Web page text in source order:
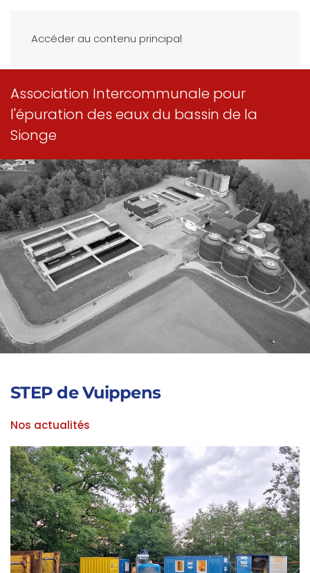
Accéder au contenu principal
Association Intercommunale pour
l'épuration des eaux du bassin de la
Sionge
STEP de Vuippens
Nos actualités